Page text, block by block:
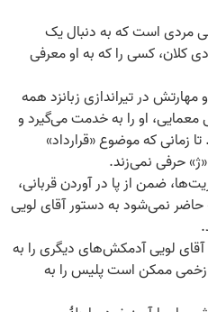
مردی است که به دنبال یک
کلان، کسی را که به او معرفی
در تیراندازی زبانزد همه
او را به خدمت می‌گیرد و
زمانی که موضوع «قرارداد»
حرفی نمی‌زند.
ضمن از پا در آوردن قربانی،
نمی‌شود به دستور آقای لویی
لویی آدمکش‌های دیگری را به
زخمی ممکن است پلیس را به